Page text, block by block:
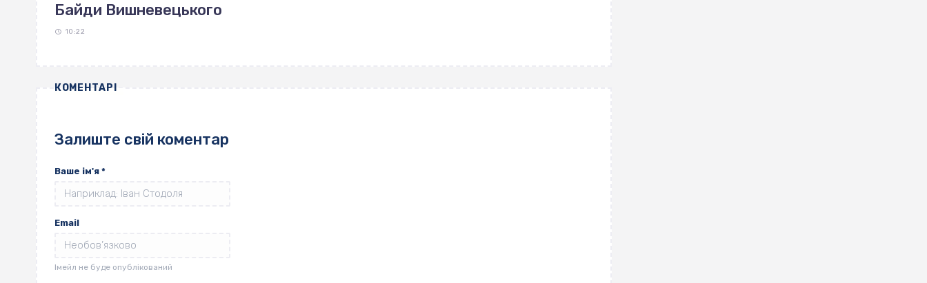
Байди Вишневецького
10:22
КОМЕНТАРІ
Залиште свій коментар
Ваше ім'я *
Email